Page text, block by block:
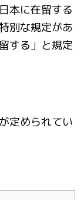
本に在留する
別な規定があ
する」と規定
定められてい